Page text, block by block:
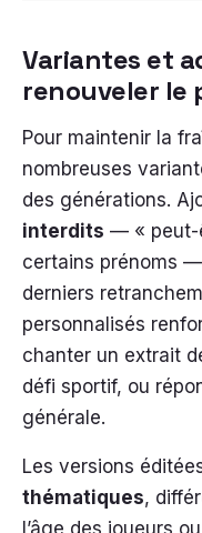
Variantes et
renouveler le
Pour maintenir la
nombreuses
des générations.
interdits — « peut-
certains prénoms
derniers
personnalisés
chanter un extrait
défi sportif, ou
générale.
Les versions
thématiques,
l’âge des joueurs